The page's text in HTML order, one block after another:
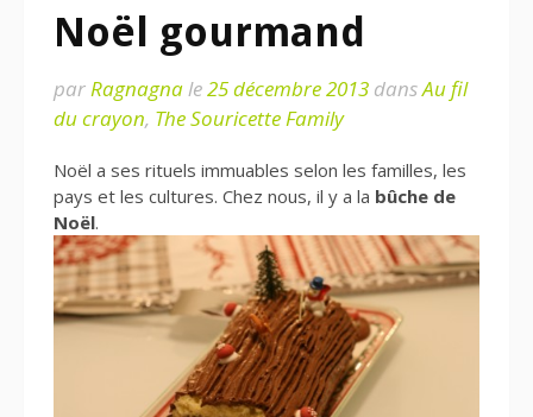
Noël gourmand
parRagnagnale25 décembre 2013 dansAu fil
du crayon, The Souricette Family
Noël a ses rituels immuables selon les familles, les
pays et les cultures. Chez nous, il y a la bûche de
Noël.